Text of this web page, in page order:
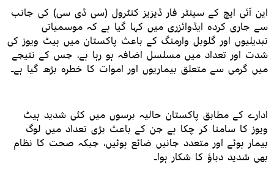
این آئی ایچ کے سینٹر فار ڈیزیز کنٹرول (سی ڈی سی) کی جانب
سے جاری کردہ ایڈوائزری میں کہا گیا ہے کہ موسمیاتی
تبدیلیوں اور گلوبل وارمنگ کے باعث پاکستان میں ہیٹ ویوز کی
شدت اور تعداد میں مسلسل اضافہ ہو رہا ہے، جس کے نتیجے
میں گرمی سے متعلق بیماریوں اور اموات کا خطرہ بڑھ گیا ہے۔
ادارے کے مطابق پاکستان حالیہ برسوں میں کئی شدید ہیٹ
ویوز کا سامنا کر چکا ہے جن کے باعث بڑی تعداد میں لوگ
بیمار ہوئے اور متعدد جانیں ضائع ہوئیں، جبکہ صحت کا نظام
بھی شدید دباؤ کا شکار ہوا۔